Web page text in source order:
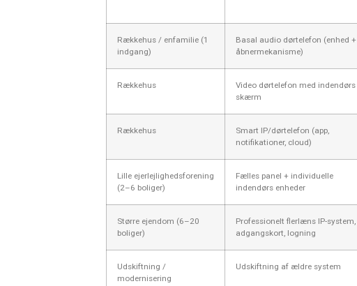
Rækkehus / enfamilie (1
indgang)
Basal audio dørtelefon (enhed +
åbnermekanisme)
Rækkehus
Video dørtelefon med indendørs
skærm
Rækkehus
Smart IP/dørtelefon (app,
notifikationer, cloud)
Lille ejerlejlighedsforening
(2–6 boliger)
Fælles panel + individuelle
indendørs enheder
Større ejendom (6–20
boliger)
Professionelt flerlæns IP-system,
adgangskort, logning
Udskiftning /
modernisering
Udskiftning af ældre system